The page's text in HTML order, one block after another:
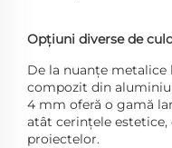
Opțiuni diverse de
De la nuanțe metalice
compozit din
4 mm oferă o gamă
atât cerințele estetice,
proiectelor.